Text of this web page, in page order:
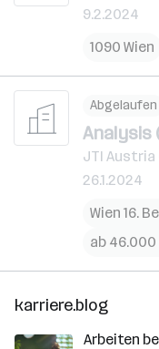
9.2.2024
1090 Wien
Abgelaufen
Analysis
JTI Austria
26.1.2024
Wien 16.
ab
karriere.blog
Arbeiten